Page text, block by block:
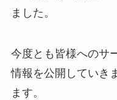
ました。
今度とも皆様へのサ
情報を公開していき
ます。